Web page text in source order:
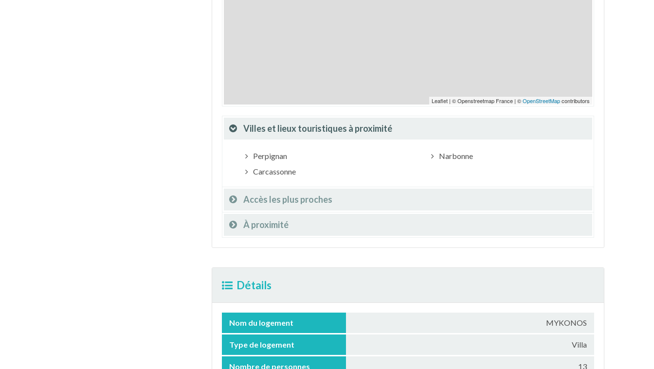
Leaflet | © Openstreetmap France | ©OpenStreetMapcontributors
Villes et lieux touristiques à proximité
Perpignan
Carcassonne
Narbonne
Accès les plus proches
À proximité
Détails
Nom du logement MYKONOS
Type de logement Villa
Nombre de personnes 13